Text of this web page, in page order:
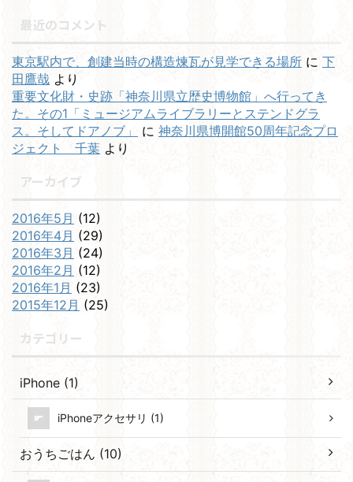
最近のコメント
東京駅内で、創建当時の構造煉瓦が見学できる場所 に 下
田鷹哉 より
重要文化財・史跡「神奈川県立歴史博物館」へ行ってき
た。その1「ミュージアムライブラリーとステンドグラ
ス。そしてドアノブ」
に 神奈川県博開館50周年記念プロ
ジェクト 千葉 より
アーカイブ
2016年5月 (12)
2016年4月 (29)
2016年3月 (24)
2016年2月 (12)
2016年1月 (23)
2015年12月 (25)
カテゴリー
iPhone (1)
iPhoneアクセサリ (1)
おうちごはん (10)